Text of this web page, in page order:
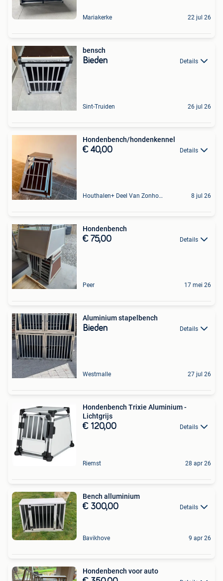
Mariakerke 22 jul 26
bensch
Bieden Details
Sint-Truiden 26 jul 26
Hondenbench/hondenkennel
€ 40,00 Details
Houthalen+ Deel Van Zonhoven En Zolder 8 jul 26
Hondenbench
€ 75,00 Details
Peer 17 mei 26
Aluminium stapelbench
Bieden Details
Westmalle 27 jul 26
Hondenbench Trixie Aluminium -
Lichtgrijs
€ 120,00 Details
Riemst 28 apr 26
Bench alluminium
€ 300,00 Details
Bavikhove 9 apr 26
Hondenbench voor auto